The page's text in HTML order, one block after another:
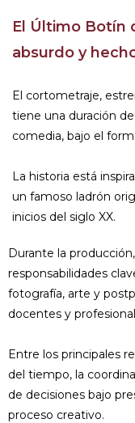
El Último Botín
absurdo y
El cortometraje,
tiene una duración
comedia, bajo el
La historia está
un famoso ladrón
inicios del siglo XX.
Durante la
responsabilidades
fotografía, arte y
docentes y
Entre los principales
del tiempo, la
de decisiones bajo
proceso creativo.